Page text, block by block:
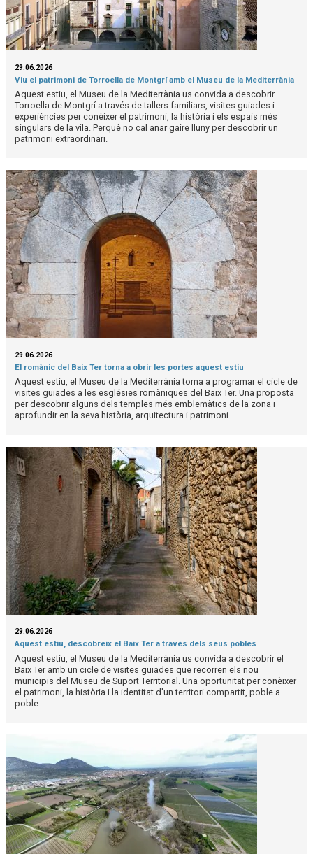
29.06.2026
Viu el patrimoni de Torroella de Montgrí amb el Museu de la Mediterrània
Aquest estiu, el Museu de la Mediterrània us convida a descobrir
Torroella de Montgrí a través de tallers familiars, visites guiades i
experiències per conèixer el patrimoni, la història i els espais més
singulars de la vila. Perquè no cal anar gaire lluny per descobrir un
patrimoni extraordinari.
29.06.2026
El romànic del Baix Ter torna a obrir les portes aquest estiu
Aquest estiu, el Museu de la Mediterrània torna a programar el cicle de
visites guiades a les esglésies romàniques del Baix Ter. Una proposta
per descobrir alguns dels temples més emblemàtics de la zona i
aprofundir en la seva història, arquitectura i patrimoni.
29.06.2026
Aquest estiu, descobreix el Baix Ter a través dels seus pobles
Aquest estiu, el Museu de la Mediterrània us convida a descobrir el
Baix Ter amb un cicle de visites guiades que recorren els nou
municipis del Museu de Suport Territorial. Una oportunitat per conèixer
el patrimoni, la història i la identitat d'un territori compartit, poble a
poble.